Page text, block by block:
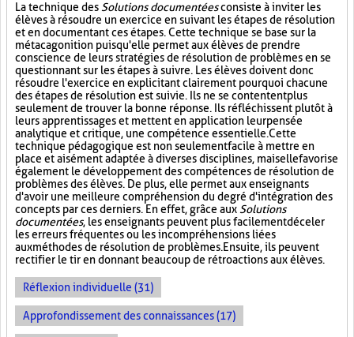
La technique des Solutions documentéesconsiste à inviter les
élèves à résoudre un exercice en suivant les étapes de résolution
et en documentant ces étapes. Cette technique se base sur la
métacagonition puisqu'elle permet aux élèves de prendre
conscience de leurs stratégies de résolution de problèmes en se
questionnant sur les étapes à suivre. Les élèves doivent donc
résoudre l'exercice en explicitant clairement pourquoi chacune
des étapes de résolution est suivie. Ils ne se contentent plus
seulement de trouver la bonne réponse. Ils réfléchissent plutôt à
leurs apprentissages et mettent en application leur pensée
analytique et critique, une compétence essentielle. Cette
technique pédagogique est non seulement facile à mettre en
place et aisément adaptée à diverses disciplines, mais elle favorise
également le développement des compétences de résolution de
problèmes des élèves. De plus, elle permet aux enseignants
d'avoir une meilleure compréhension du degré d'intégration des
concepts par ces derniers. En effet, grâce aux Solutions
documentées, les enseignants peuvent plus facilement déceler
les erreurs fréquentes ou les incompréhensions liées
aux méthodes de résolution de problèmes. Ensuite, ils peuvent
rectifier le tir en donnant beaucoup de rétroactions aux élèves.
Réflexion individuelle (31)
Approfondissement des connaissances (17)